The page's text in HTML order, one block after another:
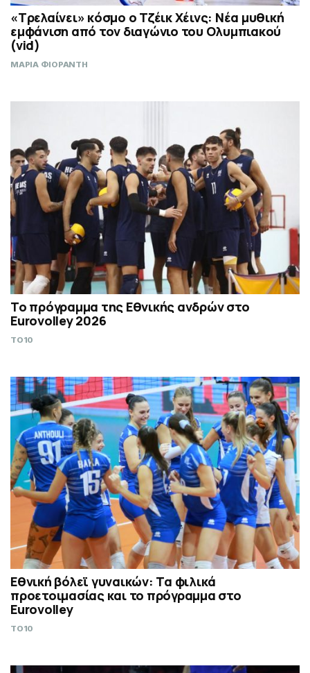
«Τρελαίνει» κόσμο ο Τζέικ Χέινς: Νέα μυθική
εμφάνιση από τον διαγώνιο του Ολυμπιακού
(vid)
ΜΑΡΙΑ ΦΙΟΡΑΝΤΗ
Το πρόγραμμα της Εθνικής ανδρών στο
Eurovolley 2026
TO10
Εθνική βόλεϊ γυναικών: Τα φιλικά
προετοιμασίας και το πρόγραμμα στο
Eurovolley
TO10